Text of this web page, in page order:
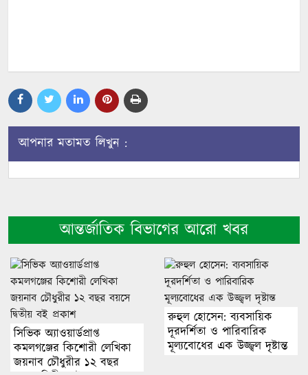
আপনার মতামত লিখুন :
আন্তর্জাতিক বিভাগের আরো খবর
সিভিক অ্যাওয়ার্ডপ্রাপ্ত
কমলগঞ্জের কিশোরী লেখিকা
জয়নাব চৌধুরীর ১২ বছর
রুহুল হোসেন: ব্যবসায়িক
দূরদর্শিতা ও পারিবারিক
মূল্যবোধের এক উজ্জ্বল দৃষ্টান্ত